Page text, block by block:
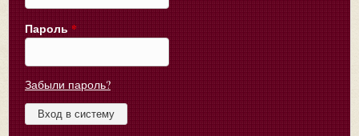
Пароль *
Забыли пароль?